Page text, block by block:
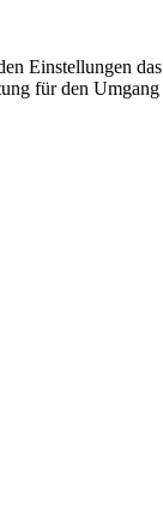
Einstellungen das
für den Umgang